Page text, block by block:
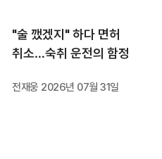
"술 깼겠지" 하다 면허
취소…숙취 운전의 함정
전재웅 2026년 07월 31일